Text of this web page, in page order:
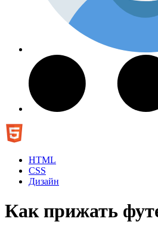
HTML
CSS
Дизайн
Как прижать